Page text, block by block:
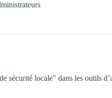
locale" dans les outils